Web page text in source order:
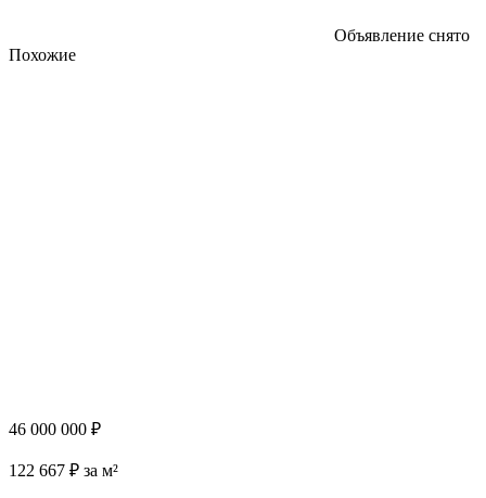
Объявление снято
Похожие
46 000 000 ₽
122 667 ₽ за м²